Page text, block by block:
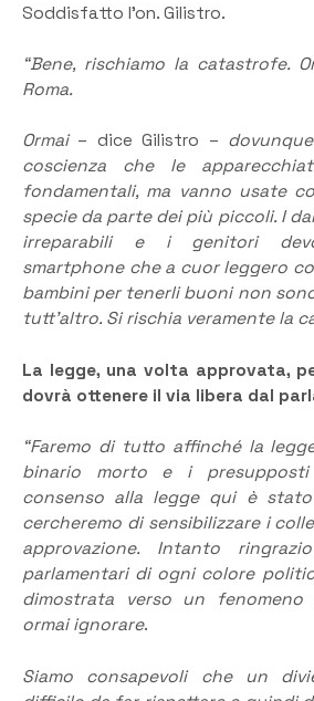
Soddisfatto l’on. Gilistro.
“Bene, rischiamo la catastrofe.
Roma.
Ormai – dice Gilistro –
coscienza che le
fondamentali, ma vanno usate
specie da parte dei più piccoli. I
irreparabili e i genitori
smartphone che a cuor leggero
bambini per tenerli buoni non
tutt’altro. Si rischia veramente la
La legge, una volta approvata,
dovrà ottenere il via libera dal
“Faremo di tutto affinché la
binario morto e i
consenso alla legge qui è
cercheremo di sensibilizzare i
approvazione. Intanto
parlamentari di ogni colore
dimostrata verso un
ormai ignorare.
Siamo consapevoli che un